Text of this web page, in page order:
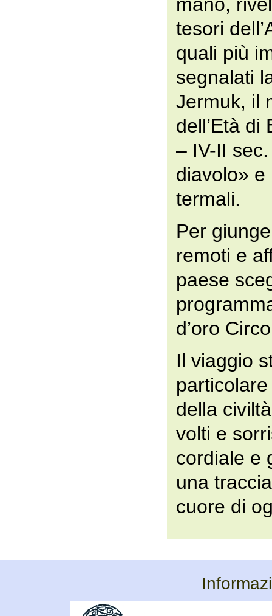
tesori
quali più
segnalati
Jermuk, il
dell’Età di
– IV-II
diavolo» e
termali.
Per
remoti e
paese
d’oro
Il viaggio
della
volti e
cordiale e
una
cuore di